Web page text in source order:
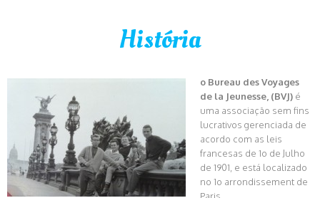
História
o Bureau des Voyages
de la Jeunesse, (BVJ) é
uma associação sem fins
lucrativos gerenciada de
acordo com as leis
francesas de 1o de Julho
de 1901, e está localizado
no 1o arrondissement de